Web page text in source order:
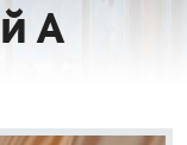
A